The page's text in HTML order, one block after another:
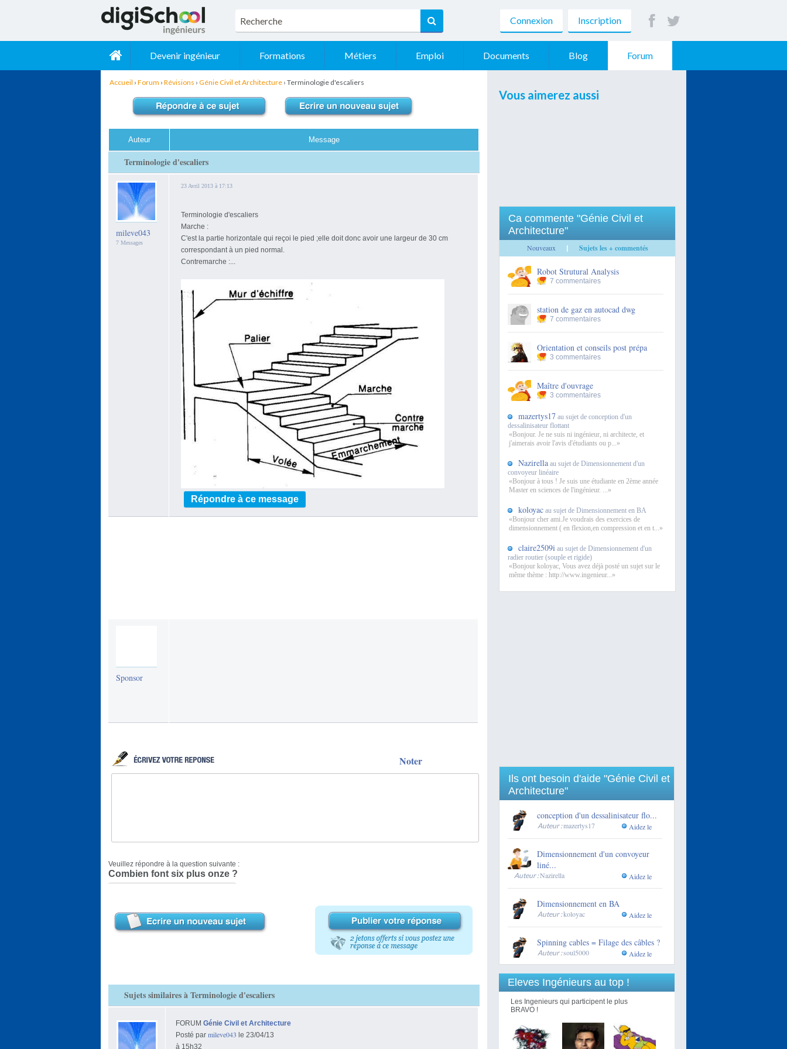
Connexion Inscription
Devenir ingénieur Formations Métiers Emploi Documents Blog Forum
Accueil ›Forum ›Révisions ›Génie Civil et Architecture ›Terminologie d'escaliers
Auteur Message
Terminologie d'escaliers
mileve043
7 Messages
23 Avril 2013 à 17:13
Terminologie d'escaliers
Marche :
C'est la partie horizontale qui reçoi le pied ;elle doit donc avoir une largeur de 30 cm
correspondant à un pied normal.
Contremarche :...
Répondre à ce message
Sponsor
Noter
Veuillez répondre à la question suivante :
Combien font six plus onze ?
Sujets similaires à Terminologie d'escaliers
FORUMGénie Civil et Architecture
Posté parmileve043 le 23/04/13
à 15h32
Vous aimerez aussi
Ca commente "Génie Civil et
Architecture"
Nouveaux | Sujets les + commentés
Robot Strutural Analysis
7 commentaires
station de gaz en autocad dwg
7 commentaires
Orientation et conseils post prépa
3 commentaires
Maître d'ouvrage
3 commentaires
mazertys17 au sujet de conception d'un
dessalinisateur flottant
«Bonjour. Je ne suis ni ingénieur, ni architecte, et
j'aimerais avoir l'avis d'étudiants ou p...»
Nazirella au sujet de Dimensionnement d'un
convoyeur linéaire
«Bonjour à tous ! Je suis une étudiante en 2ème année
Master en sciences de l'ingénieur. ...»
koloyac au sujet de Dimensionnement en BA
«Bonjour cher ami.Je voudrais des exercices de
dimensionnement ( en flexion,en compression et en t...»
claire2509i au sujet de Dimensionnement d'un
radier routier (souple et rigide)
«Bonjour koloyac, Vous avez déjà posté un sujet sur le
même thème : http://www.ingenieur...»
Ils ont besoin d'aide "Génie Civil et
Architecture"
conception d'un dessalinisateur flo...
Auteur :mazertys17 Aidez le
Dimensionnement d'un convoyeur
liné...
Auteur :Nazirella Aidez le
Dimensionnement en BA
Auteur :koloyac Aidez le
Spinning cables = Filage des câbles ?
Auteur :soul5000 Aidez le
Eleves Ingénieurs au top !
Les Ingenieurs qui participent le plus
BRAVO !